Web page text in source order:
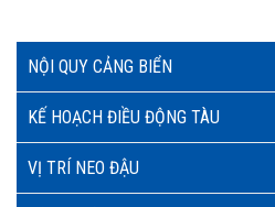
NỘI QUY CẢNG BIỂN
KẾ HOẠCH ĐIỀU ĐỘNG TÀU
VỊ TRÍ NEO ĐẬU